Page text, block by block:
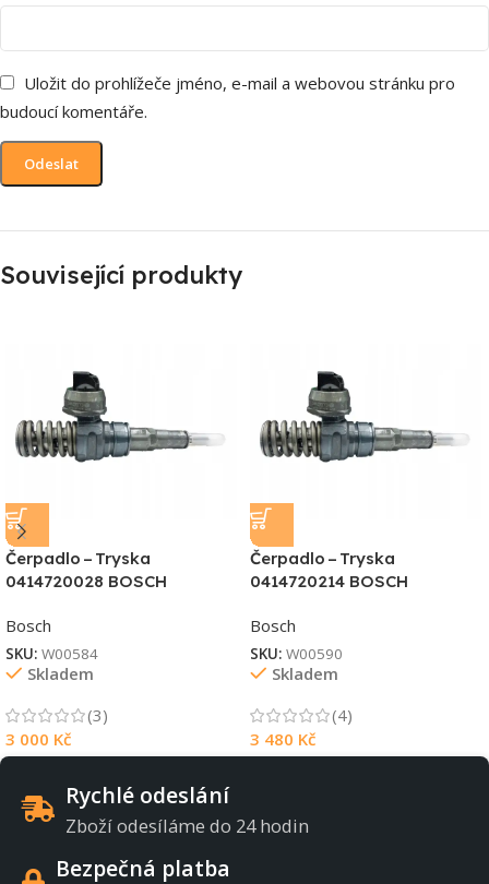
Uložit do prohlížeče jméno, e-mail a webovou stránku pro
budoucí komentáře.
Související produkty
Čerpadlo – Tryska
0414720028 BOSCH
Bosch
SKU: W00584
Skladem
(3)
3 000 Kč
Čerpadlo – Tryska
0414720214 BOSCH
Bosch
SKU: W00590
Skladem
(4)
3 480 Kč
Rychlé odeslání
Zboží odesíláme do 24 hodin
Bezpečná platba